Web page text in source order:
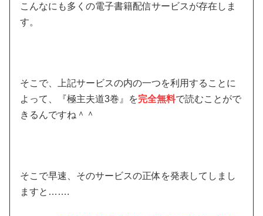
こんなにも多くの電子書籍配信サービスが存在しま
す。
そこで、上記サービスの内の一つを利用することに
よって、『極主夫道3巻』を完全無料で読むことがで
きるんですね＾＾
そこで早速、そのサービスの正体を発表してしまし
ますと…….